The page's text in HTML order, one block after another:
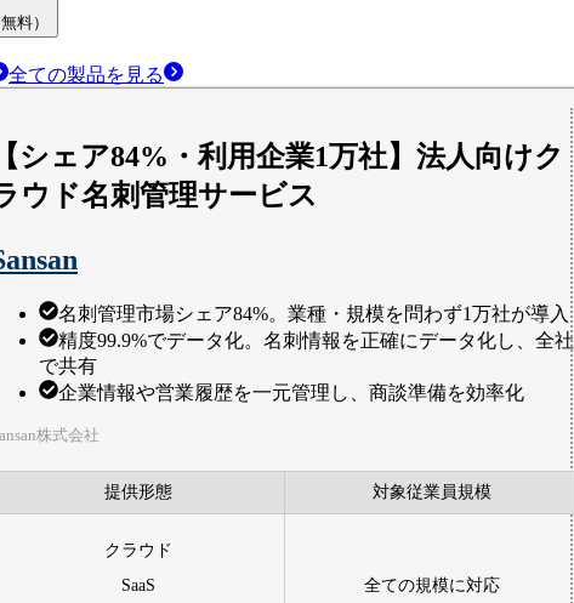
料）
全ての製品を見る
【シェア84%・利用企業1万社】法人向けク
ウド名刺管理サービス
名刺管理市場シェア84%。業種・規模を問わず1万社が導入
精度99.9%でデータ化。名刺情報を正確にデータ化し、全社
で共有
企業情報や営業履歴を一元管理し、商談準備を効率化
株式会社
提供形態 対象従業員規模
クラウド
SaaS
全ての規模に対応